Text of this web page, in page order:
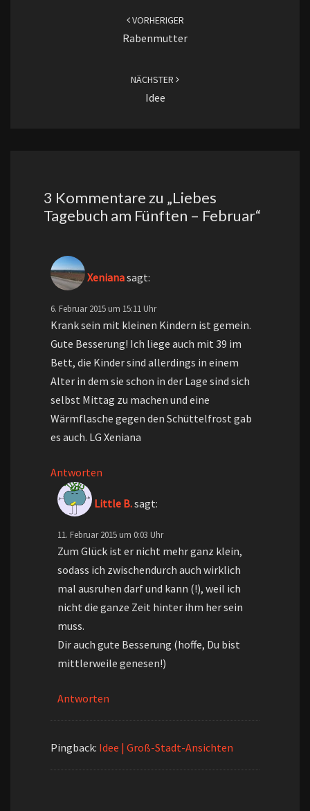
VORHERIGER
Rabenmutter
NÄCHSTER
Idee
3 Kommentare zu „Liebes
Tagebuch am Fünften – Februar“
Xenianasagt:
6. Februar 2015 um 15:11 Uhr
Krank sein mit kleinen Kindern ist gemein.
Gute Besserung! Ich liege auch mit 39 im
Bett, die Kinder sind allerdings in einem
Alter in dem sie schon in der Lage sind sich
selbst Mittag zu machen und eine
Wärmflasche gegen den Schüttelfrost gab
es auch. LG Xeniana
Antworten
Little B.sagt:
11. Februar 2015 um 0:03 Uhr
Zum Glück ist er nicht mehr ganz klein,
sodass ich zwischendurch auch wirklich
mal ausruhen darf und kann (!), weil ich
nicht die ganze Zeit hinter ihm her sein
muss.
Dir auch gute Besserung (hoffe, Du bist
mittlerweile genesen!)
Antworten
Pingback: Idee | Groß-Stadt-Ansichten